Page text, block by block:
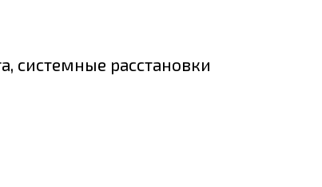
системные расстановки